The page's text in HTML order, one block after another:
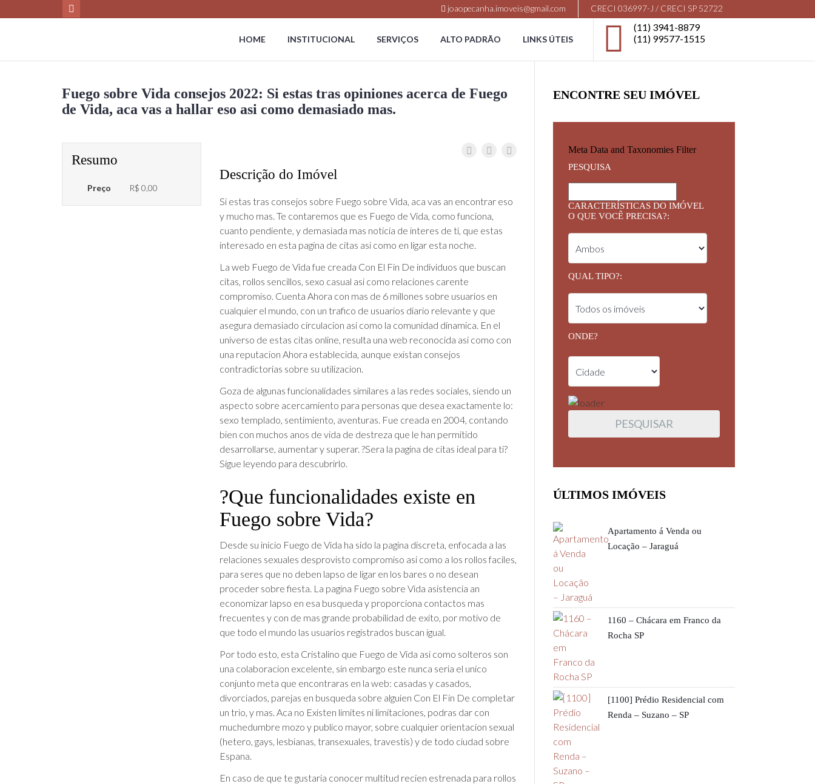
joaopecanha.imoveis@gmail.com CRECI 036997-J / CRECI SP 52722
(11) 3941-8879
(11) 99577-1515
HOME INSTITUCIONAL SERVIÇOS ALTO PADRÃO LINKS ÚTEIS
Fuego sobre Vida consejos 2022: Si estas tras opiniones acerca de Fuego
de Vida, aca vas a hallar eso asi­ como demasiado mas.
Resumo
Preço R$ 0,00
Descrição do Imóvel
Si estas tras consejos sobre Fuego sobre Vida, aca vas an encontrar eso
y mucho mas. Te contaremos que es Fuego de Vida, como funciona,
cuanto pendiente, y demasiada mas noticia de interes de ti, que estas
interesado en esta pagina de citas asi­ como en ligar esta noche.
La web Fuego de Vida fue creada Con El Fin De individuos que buscan
citas, rollos sencillos, sexo casual asi­ como relaciones carente
compromiso. Cuenta Ahora con mas de 6 millones sobre usuarios en
cualquier el mundo, con un trafico de usuarios diario relevante y que
asegura demasiado circulacion asi­ como la comunidad dinamica. En el
universo de estas citas online, resulta una web reconocida asi­ como con
una reputacion Ahora establecida, aunque existan consejos
contradictorias sobre su utilizacion.
Goza de algunas funcionalidades similares a las redes sociales, siendo un
aspecto sobre acercamiento para personas que desea exactamente lo:
sexo templado, sentimiento, aventuras. Fue creada en 2004, contando
bien con muchos anos de vida de destreza que le han permitido
desarrollarse, aumentar y superar. ?Sera la pagina de citas ideal para ti?
Sigue leyendo para descubrirlo.
?Que funcionalidades existe en
Fuego sobre Vida?
Desde su inicio Fuego de Vida ha sido la pagina discreta, enfocada a las
relaciones sexuales desprovisto compromiso asi­ como a los rollos faciles,
para seres que no deben lapso de ligar en los bares o no desean
proceder sobre fiesta. La pagina Fuego sobre Vida asistencia an
economizar lapso en esa busqueda y proporciona contactos mas
frecuentes y con de mas grande probabilidad de exito, por motivo de
que todo el mundo las usuarios registrados buscan igual.
Por todo esto, esta Cristalino que Fuego de Vida asi­ como solteros son
una colaboracion excelente, sin embargo este nunca seri­a el unico
conjunto meta que encontraras en la web: casadas y casados,
divorciados, parejas en busqueda sobre alguien Con El Fin De completar
un trio, y mas. Aca no Existen limites ni limitaciones, podras dar con
muchedumbre mozo y publico mayor, sobre cualquier orientacion sexual
(hetero, gays, lesbianas, transexuales, travestis) y de todo ciudad sobre
Espana.
En caso de que te gustaria conocer multitud recien estrenada para rollos
ENCONTRE SEU IMÓVEL
Meta Data and Taxonomies Filter
PESQUISA
CARACTERÍSTICAS DO IMÓVEL
O QUE VOCÊ PRECISA?:
QUAL TIPO?:
ONDE?
ÚLTIMOS IMÓVEIS
Apartamento á Venda ou
Locação – Jaraguá
1160 – Chácara em Franco da
Rocha SP
[1100] Prédio Residencial com
Renda – Suzano – SP